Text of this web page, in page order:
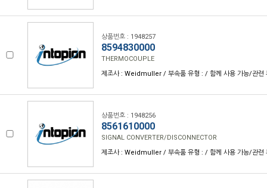
상품번호 : 1948257
8594830000
THERMOCOUPLE
제조사 : Weidmuller / 부속품 유형 : / 함께 사용 가능/관련
상품번호 : 1948256
8561610000
SIGNAL CONVERTER/DISCONNECTOR
제조사 : Weidmuller / 부속품 유형 : / 함께 사용 가능/관련